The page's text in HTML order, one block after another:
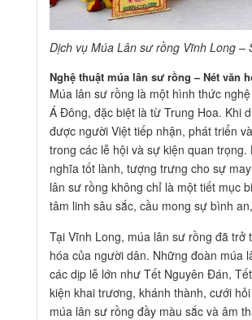
Dịch vụ Múa Lân sư rồng Vĩnh Long –
Nghệ thuật múa lân sư rồng – Nét văn
Múa lân sư rồng là một hình thức
Á Đông, đặc biệt là từ Trung Hoa. Khi
được người Việt tiếp nhận, phát triển
trong các lễ hội và sự kiện quan
nghĩa tốt lành, tượng trưng cho sự
lân sư rồng không chỉ là một tiết mục
tâm linh sâu sắc, cầu mong sự bình
Tại Vĩnh Long, múa lân sư rồng đã
hóa của người dân. Những đoàn múa
các dịp lễ lớn như Tết Nguyên Đán,
kiện khai trương, khánh thành, cưới
múa lân sư rồng đầy màu sắc và âm